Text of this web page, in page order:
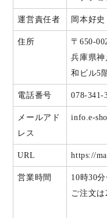
運営責任者 岡本好史
住所
〒650-
兵庫県神
和ビル5
電話番号 078-341-
メールアド
レス
info.e-
URL https://
営業時間
10時30
ご注文は